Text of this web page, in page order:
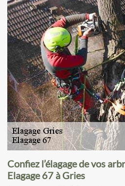
Confiez l’élagage de vos
Elagage 67 à Gries